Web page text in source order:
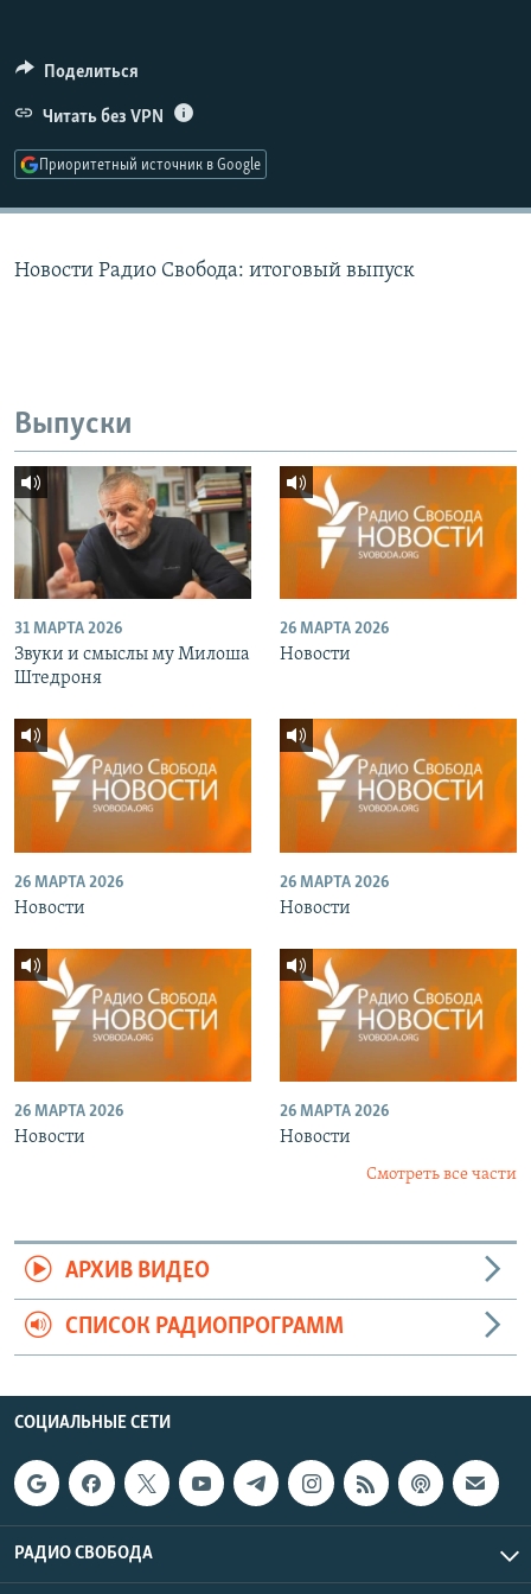
ПОДПИШИТЕСЬ НА РАССЫЛКУ
СОЦИАЛЬНЫЕ СЕТИ
Поделиться
Читать без VPN
Приоритетный источник в Google
Новости Радио Свобода: итоговый выпуск
Выпуски
31 МАРТА 2026
Звуки и смыслы му Милоша
Штедроня
26 МАРТА 2026
Новости
26 МАРТА 2026
Новости
26 МАРТА 2026
Новости
26 МАРТА 2026
Новости
26 МАРТА 2026
Новости
Смотреть все части
АРХИВ ВИДЕО
СПИСОК РАДИОПРОГРАММ
СОЦИАЛЬНЫЕ СЕТИ
РАДИО СВОБОДА